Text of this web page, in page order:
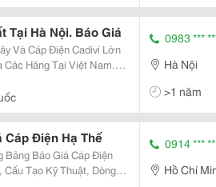
Tại Hà Nội. Báo Giá
0983 ***
Hà Nội
>1 năm
Cáp Điện Hạ Thế
Tạo Kỹ Thuật, Dòng
0914 ***
Hồ Chí